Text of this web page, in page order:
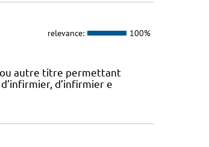
relevance: 100%
ou autre titre permettant
d’infirmier e